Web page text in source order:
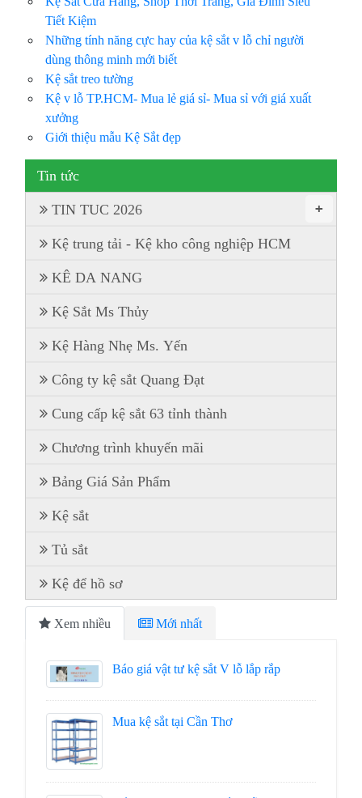
Tiết Kiệm
Những tính năng cực hay của kệ sắt v lỗ chỉ người
dùng thông minh mới biết
Kệ sắt treo tường
Kệ v lỗ TP.HCM- Mua lẻ giá sỉ- Mua sỉ với giá xuất
xưởng
Giới thiệu mẫu Kệ Sắt đẹp
Tin tức
+
TIN TUC 2026
Kệ trung tải - Kệ kho công nghiệp HCM
KÊ DA NANG
Kệ Sắt Ms Thủy
Kệ Hàng Nhẹ Ms. Yến
Công ty kệ sắt Quang Đạt
Cung cấp kệ sắt 63 tỉnh thành
Chương trình khuyến mãi
Bảng Giá Sản Phẩm
Kệ sắt
Tủ sắt
Kệ để hồ sơ
Xem nhiều Mới nhất
Báo giá vật tư kệ sắt V lỗ lắp rắp
Mua kệ sắt tại Cần Thơ